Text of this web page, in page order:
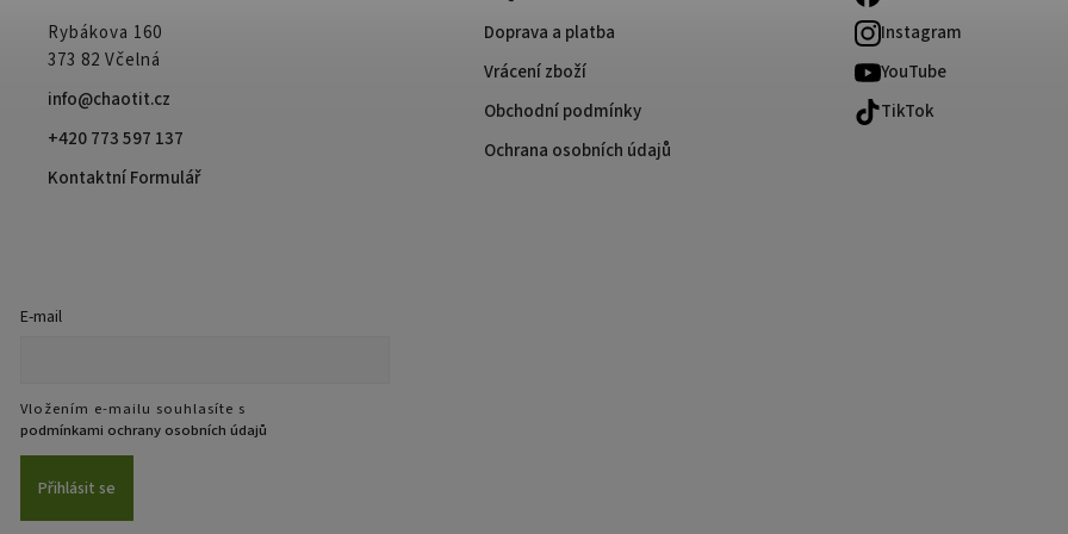
Rybákova 160
373 82 Včelná
info@chaotit.cz
+420 773 597 137
Kontaktní Formulář
Doprava a platba
Vrácení zboží
Obchodní podmínky
Ochrana osobních údajů
Instagram
YouTube
TikTok
E-mail
Vložením e-mailu souhlasíte s
podmínkami ochrany osobních údajů
Přihlásit se